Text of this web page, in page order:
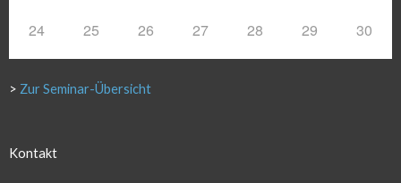
24 25 26 27 28 29 30
> Zur Seminar-Übersicht
Kontakt